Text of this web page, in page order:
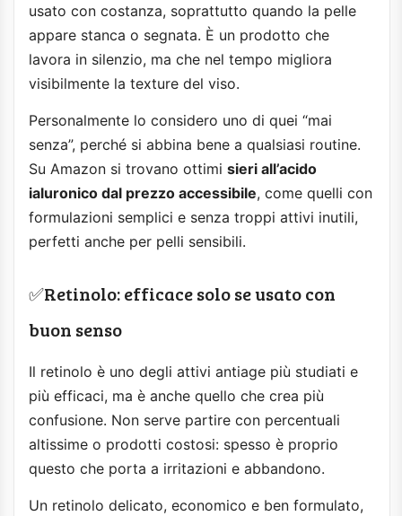
usato con costanza, soprattutto quando la pelle
appare stanca o segnata. È un prodotto che
lavora in silenzio, ma che nel tempo migliora
visibilmente la texture del viso.
Personalmente lo considero uno di quei “mai
senza”, perché si abbina bene a qualsiasi routine.
Su Amazon si trovano ottimi sieri all’acido
ialuronico dal prezzo accessibile, come quelli con
formulazioni semplici e senza troppi attivi inutili,
perfetti anche per pelli sensibili.
✅Retinolo: efficace solo se usato con
buon senso
Il retinolo è uno degli attivi antiage più studiati e
più efficaci, ma è anche quello che crea più
confusione. Non serve partire con percentuali
altissime o prodotti costosi: spesso è proprio
questo che porta a irritazioni e abbandono.
Un retinolo delicato, economico e ben formulato,